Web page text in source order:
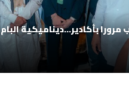
بأكادير…ديناميكية البام